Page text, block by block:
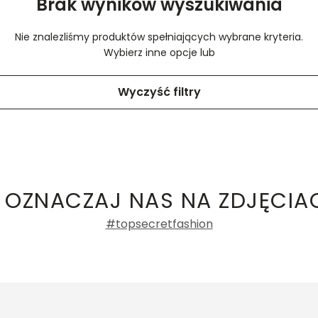
Nie znalezliśmy produktów spełniających wybrane kryteria.
Wybierz inne opcje lub
Wyczyść filtry
NAS NA
#topsecretfashion